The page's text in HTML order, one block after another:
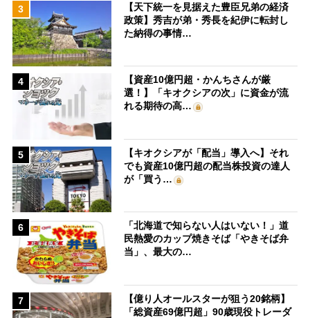
3
【天下統一を見据えた豊臣兄弟の経済
政策】秀吉が弟・秀長を紀伊に転封し
た納得の事情…
4
【資産10億円超・かんちさんが厳
選！】「キオクシアの次」に資金が流
れる期待の高…
5
【キオクシアが「配当」導入へ】それ
でも資産10億円超の配当株投資の達人
が「買う…
6
「北海道で知らない人はいない！」道
民熱愛のカップ焼きそば「やきそば弁
当」、最大の…
7
【億り人オールスターが狙う20銘柄】
「総資産69億円超」90歳現役トレーダ